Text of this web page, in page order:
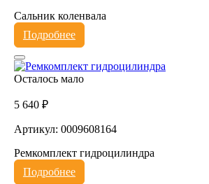
Сальник коленвала
Подробнее
Осталось мало
5 640 ₽
Артикул: 0009608164
Ремкомплект гидроцилиндра
Подробнее